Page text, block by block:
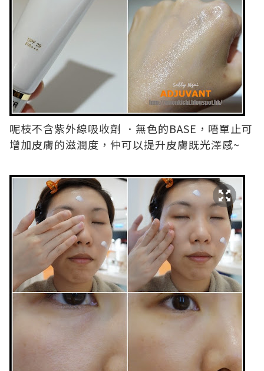
呢枝不含紫外線吸收劑 ．無色的BASE，唔單止可
增加皮膚的滋潤度，仲可以提升皮膚既光澤感~